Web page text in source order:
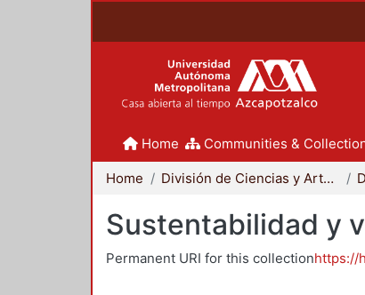
Home Communities &
Home División de Ciencias y Artes para el Diseño
Sustentabilidad y
Permanent URI for this collectionhttps://